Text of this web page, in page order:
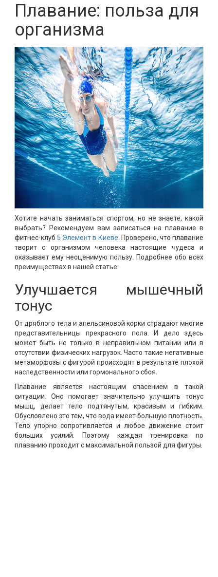
Плавание: польза для
организма
Хотите начать заниматься спортом, но не знаете, какой
выбрать? Рекомендуем вам записаться на плавание в
фитнес-клуб 5 Элемент в Киеве . Проверено, что плавание
творит с организмом человека настоящие чудеса и
оказывает ему неоценимую пользу. Подробнее обо всех
преимуществах в нашей статье.
Улучшается мышечный
тонус
От дряблого тела и апельсиновой корки страдают многие
представительницы прекрасного пола. И дело здесь
может быть не только в неправильном питании или в
отсутствии физических нагрузок. Часто такие негативные
метаморфозы с фигурой происходят в результате плохой
наследственности или гормонального сбоя.
Плавание является настоящим спасением в такой
ситуации. Оно помогает значительно улучшить тонус
мышц, делает тело подтянутым, красивым и гибким.
Обусловлено это тем, что вода имеет большую плотность.
Тело упорно сопротивляется и любое движение стоит
больших усилий. Поэтому каждая тренировка по
плаванию проходит с максимальной пользой для фигуры.